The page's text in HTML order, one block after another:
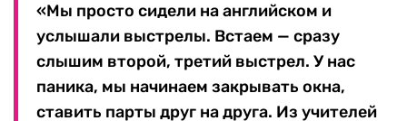
«Мы просто сидели на английском и
услышали выстрелы. Встаем — сразу
слышим второй, третий выстрел. У нас
паника, мы начинаем закрывать окна,
ставить парты друг на друга. Из учителей